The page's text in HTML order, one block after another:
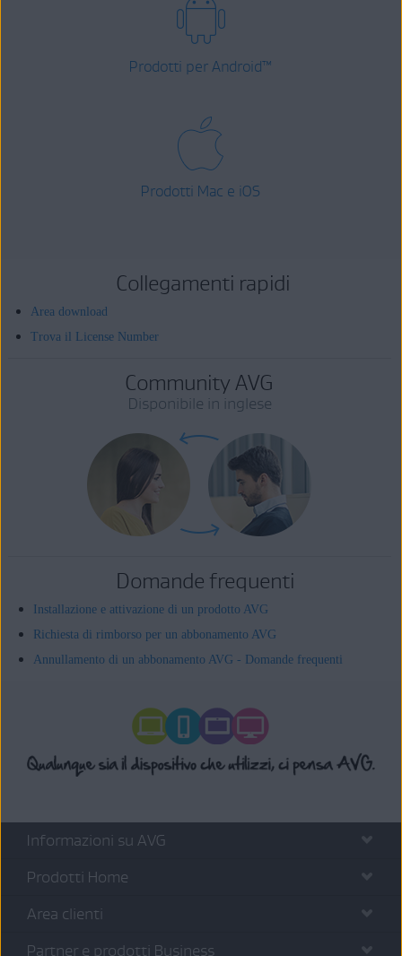
Prodotti per Android™
Prodotti Mac e iOS
Collegamenti rapidi
Area download
Trova il License Number
Community AVG
Disponibile in inglese
Domande frequenti
Installazione e attivazione di un prodotto AVG
Richiesta di rimborso per un abbonamento AVG
Annullamento di un abbonamento AVG - Domande frequenti
Informazioni su AVG
Prodotti Home
Area clienti
Partner e prodotti Business